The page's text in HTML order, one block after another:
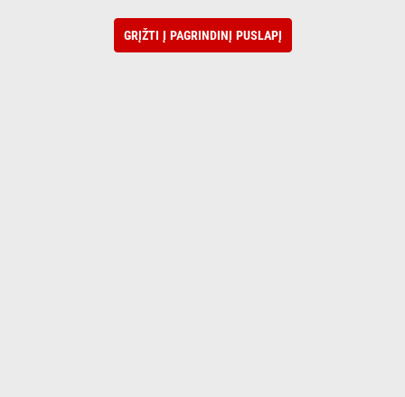
GRĮŽTI Į PAGRINDINĮ PUSLAPĮ